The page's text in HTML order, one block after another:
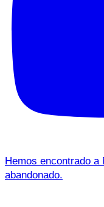
Hemos encontrado a
abandonado.